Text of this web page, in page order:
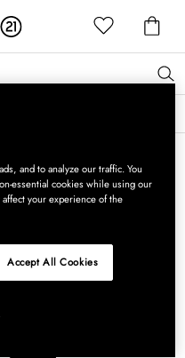
-tuotteista* →
and to analyze our traffic. You
essential cookies while using our
your experience of the
Accept All Cookies